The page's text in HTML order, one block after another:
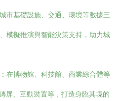
城市基礎設施、交通、環境等數據三
模擬推演與智能決策支持，助力城
：在博物館、科技館、商業綜合體等
屏、互動裝置等，打造身臨其境的